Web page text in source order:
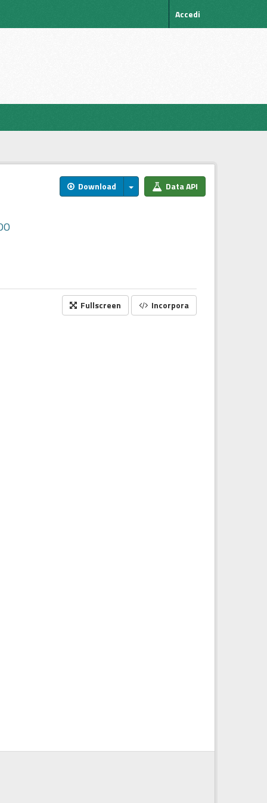
Accedi
Download Data API
Fullscreen Incorpora